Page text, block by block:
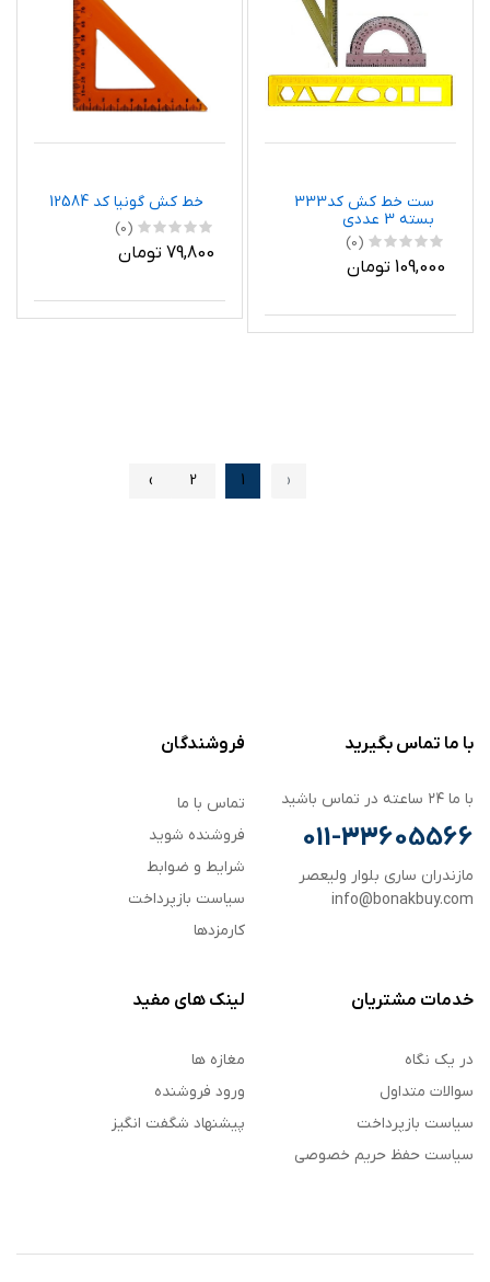
ست خط کش کد333
بسته 3 عددی
(0)
109,000 تومان
خط کش گونیا کد 12584
(0)
79,800 تومان
‹
1
2
›
با ما تماس بگیرید
با ما ۲۴ ساعته در تماس باشید
011-33605566
مازندران ساری بلوار ولیعصر
info@bonakbuy.com
فروشندگان
تماس با ما
فروشنده شوید
شرایط و ضوابط
سیاست بازپرداخت
کارمزدها
خدمات مشتریان
در یک نگاه
سوالات متداول
سیاست بازپرداخت
سیاست حفظ حریم خصوصی
لینک های مفید
مغازه ها
ورود فروشنده
پیشنهاد شگفت انگیز